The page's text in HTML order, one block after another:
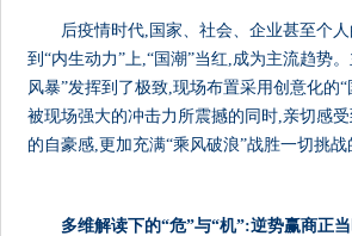
后疫情时代,国家、社会、企业甚至个
到“内生动力”上,“国潮”当红,成为主流趋势
风暴”发挥到了极致,现场布置采用创意化的
被现场强大的冲击力所震撼的同时,亲切感
的自豪感,更加充满“乘风破浪”战胜一切挑战
多维解读下的“危”与“机”:逆势赢商正